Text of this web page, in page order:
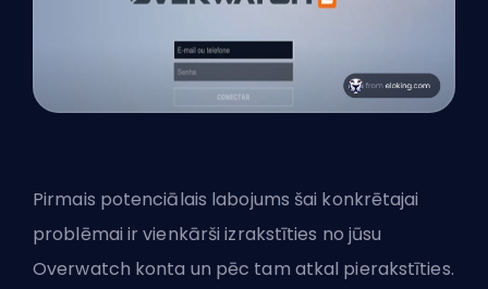
Pirmais potenciālais labojums šai konkrētajai
problēmai ir vienkārši izrakstīties no jūsu
Overwatch konta un pēc tam atkal pierakstīties.